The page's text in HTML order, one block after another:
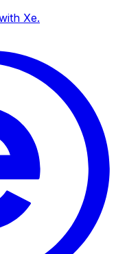
Xe.